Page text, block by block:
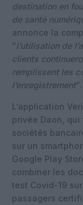
destination en
de santé
annonce la
“l’utilisation de
clients
remplissent les
l’enregistrement“.
L’application
privée Daon,
sociétés
sur un
Google Play
combiner les
test Covid-19
passagers